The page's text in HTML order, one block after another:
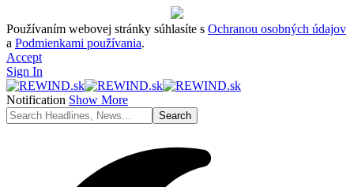
Používaním webovej stránky súhlasíte s Ochranou osobných údajov
a Podmienkami používania.
Accept
Sign In
Notification Show More